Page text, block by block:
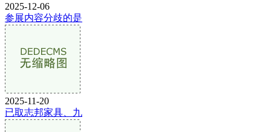
2025-12-06
参展内容分歧的是
2025-11-20
已取志邦家具、九